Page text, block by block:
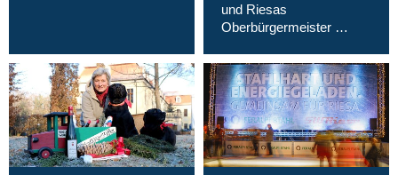
und Riesas
Oberbürgermeister …